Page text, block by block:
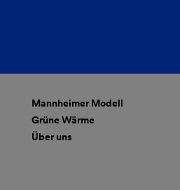
Mannheimer Modell
Grüne Wärme
Über uns